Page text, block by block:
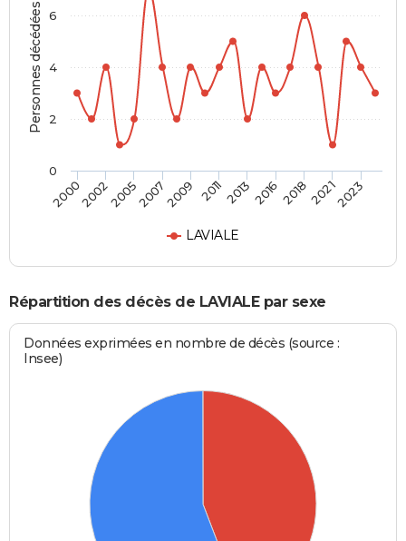
Personnes décédées
LAVIALE
20002002200520072009 201120132016201820212023
0
2
4
6
Répartition des décès de LAVIALE par sexe
Données exprimées en nombre de décès (source :
Insee)